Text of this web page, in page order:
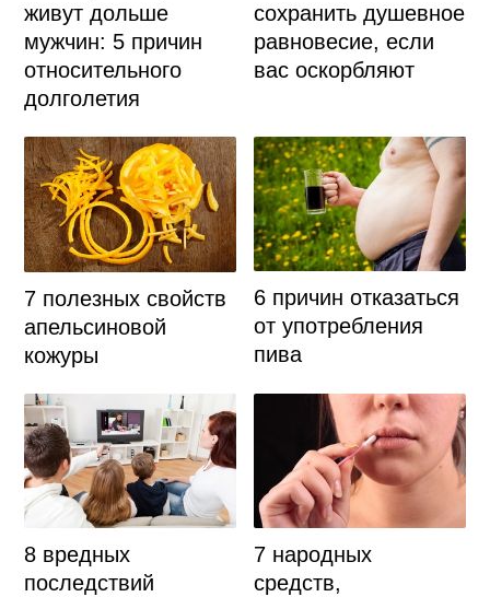
живут дольше
мужчин: 5 причин
относительного
долголетия
сохранить душевное
равновесие, если
вас оскорбляют
7 полезных свойств
апельсиновой
кожуры
6 причин отказаться
от употребления
пива
8 вредных
последствий
7 народных
средств,